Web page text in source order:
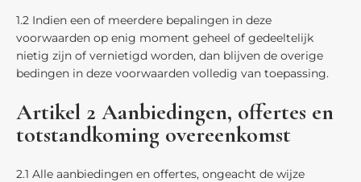
1.2 Indien een of meerdere bepalingen in deze
voorwaarden op enig moment geheel of gedeeltelijk
nietig zijn of vernietigd worden, dan blijven de overige
bedingen in deze voorwaarden volledig van toepassing.
Artikel 2 Aanbiedingen, offertes en
totstandkoming overeenkomst
2.1 Alle aanbiedingen en offertes, ongeacht de wijze